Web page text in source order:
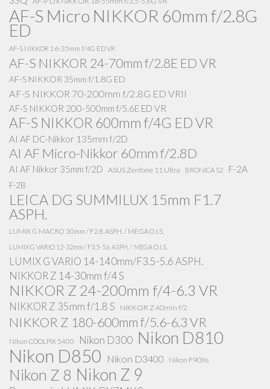
AF-S Micro NIKKOR 60mm f/2.8G
ED
AF-S NIKKOR 16-35mm f/4G ED VR
AF-S NIKKOR 24-70mm f/2.8E ED VR
AF-S NIKKOR 35mm f/1.8G ED
AF-S NIKKOR 70-200mm f/2.8G ED VRII
AF-S NIKKOR 200-500mm f/5.6E ED VR
AF-S NIKKOR 600mm f/4G ED VR
AI AF DC-Nikkor 135mm f/2D
AI AF Micro-Nikkor 60mm f/2.8D
AI AF Nikkor 35mm f/2D ASUS Zenfone 11 Ultra BRONICA S2 F-2A
F-2B
LEICA DG SUMMILUX 15mm F1.7
ASPH.
LUMIX G MACRO 30mm / F2.8 ASPH. / MEGA O.I.S.
LUMIX G VARIO 12-32mm / F3.5-5.6 ASPH. / MEGA O.I.S.
LUMIX G VARIO 14-140mm/F3.5-5.6 ASPH.
NIKKOR Z 14-30mm f/4 S
NIKKOR Z 24-200mm f/4-6.3 VR
NIKKOR Z 35mm f/1.8 S NIKKOR Z 40mm f/2
NIKKOR Z 180-600mm f/5.6-6.3 VR
Nikon COOLPIX 5400 Nikon D300 Nikon D810
Nikon D850 Nikon D3400 Nikon F90Xs
Nikon Z 8 Nikon Z 9